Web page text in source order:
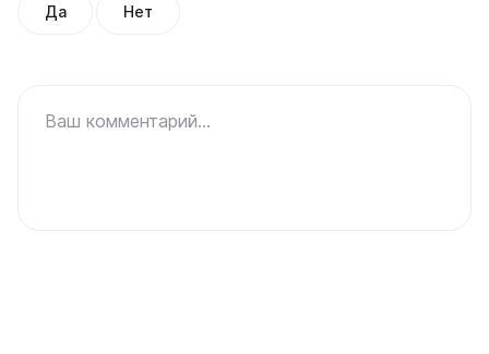
Да Нет
Ваш комментарий...